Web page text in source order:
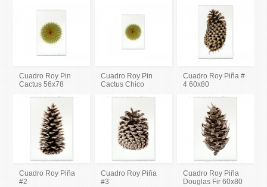
Cuadro Roy Pin
Cactus 56x78
Cuadro Roy Pin
Cactus Chico
Cuadro Roy Piña #
4 60x80
Cuadro Roy Piña
#2
Cuadro Roy Piña
#3
Cuadro Roy Piña
Douglas Fir 60x80